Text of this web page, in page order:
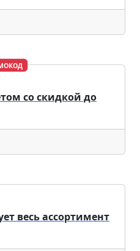
со скидкой до
весь ассортимент